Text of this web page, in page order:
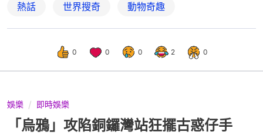
熱話 世界搜奇 動物奇趣
0 0 0 2 0
娛樂 即時娛樂
「烏鴉」攻陷銅鑼灣站狂擺古惑仔手